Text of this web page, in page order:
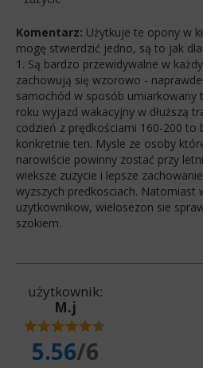
Komentarz: Użytkuje te opony w
mogę stwierdzić jedno, są to jak
1. Są bardzo przewidywalne w
zachowują się wzorowo -
samochód w sposób umiarkowany
roku wyjazd wakacyjny w dłuższą
codzień z prędkościami 160-200 to
konkretnie ten. Mysle ze osoby
narowiście powinny zostać przy
wieksze zuzycie i lepsze
wyzszych predkosciach. Natomiast
uzytkownikow, wielosezon sie
szokiem.
użytkownik:
M.j
5.56/6